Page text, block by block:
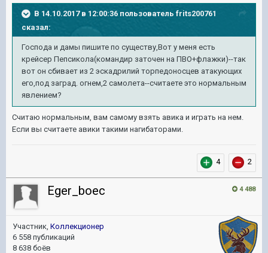
В 14.10.2017 в 12:00:36 пользователь frits200761
сказал:
Господа и дамы пишите по существу,Вот у меня есть
крейсер Пепсикола(командир заточен на ПВО+флажки)--так
вот он сбивает из 2 эскадрилий торпедоносцев атакующих
его,под заград. огнем,2 самолета--считаете это нормальным
явлением?
Считаю нормальным, вам самому взять авика и играть на нем.
Если вы считаете авики такими нагибаторами.
4 2
4 488
Eger_boec
Участник, Коллекционер
6 558 публикаций
8 638 боёв